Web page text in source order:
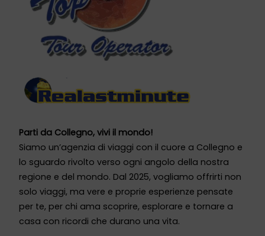
Parti da Collegno, vivi il mondo!
Siamo un’agenzia di viaggi con il cuore a Collegno e
lo sguardo rivolto verso ogni angolo della nostra
regione e del mondo. Dal 2025, vogliamo offrirti non
solo viaggi, ma vere e proprie esperienze pensate
per te, per chi ama scoprire, esplorare e tornare a
casa con ricordi che durano una vita.